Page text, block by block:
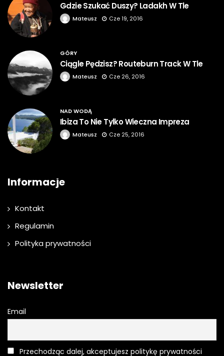
Gdzie Szukać Duszy? Ladakh W Tle
Mateusz Cze 19, 2016
GÓRY
Ciągle Pędzisz? Routeburn Track W Tle
Mateusz Cze 26, 2016
NAD WODĄ
Ibiza To Nie Tylko Wieczna Impreza
Mateusz Cze 25, 2016
Informacje
Kontakt
Regulamin
Polityka prywatności
Newsletter
Email
Przechodząc dalej, akceptujesz politykę prywatności